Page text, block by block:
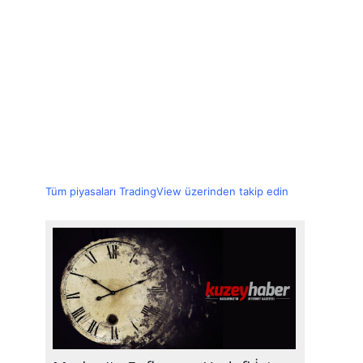
Tüm piyasaları TradingView üzerinden takip edin